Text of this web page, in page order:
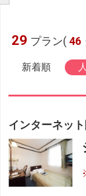
29 プラン( 46
新着順
インターネッ